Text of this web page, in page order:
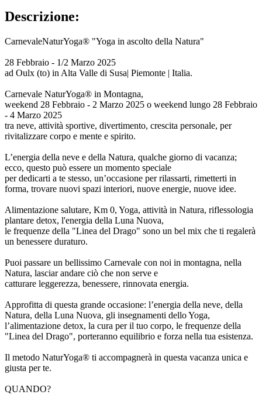
Descrizione:
CarnevaleNaturYoga® "Yoga in ascolto della Natura"
28 Febbraio - 1/2 Marzo 2025
ad Oulx (to) in Alta Valle di Susa| Piemonte | Italia.
Carnevale NaturYoga® in Montagna,
weekend 28 Febbraio - 2 Marzo 2025 o weekend lungo 28 Febbraio
- 4 Marzo 2025
tra neve, attività sportive, divertimento, crescita personale, per
rivitalizzare corpo e mente e spirito.
L’energia della neve e della Natura, qualche giorno di vacanza;
ecco, questo può essere un momento speciale
per dedicarti a te stesso, un’occasione per rilassarti, rimetterti in
forma, trovare nuovi spazi interiori, nuove energie, nuove idee.
Alimentazione salutare, Km 0, Yoga, attività in Natura, riflessologia
plantare detox, l'energia della Luna Nuova,
le frequenze della "Linea del Drago" sono un bel mix che ti regalerà
un benessere duraturo.
Puoi passare un bellissimo Carnevale con noi in montagna, nella
Natura, lasciar andare ciò che non serve e
catturare leggerezza, benessere, rinnovata energia.
Approfitta di questa grande occasione: l’energia della neve, della
Natura, della Luna Nuova, gli insegnamenti dello Yoga,
l’alimentazione detox, la cura per il tuo corpo, le frequenze della
"Linea del Drago", porteranno equilibrio e forza nella tua esistenza.
Il metodo NaturYoga® ti accompagnerà in questa vacanza unica e
giusta per te.
QUANDO?